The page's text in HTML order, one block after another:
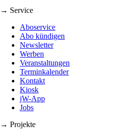
→ Service
Aboservice
Abo kündigen
Newsletter
Werben
Veranstaltungen
Terminkalender
Kontakt
Kiosk
jW-App
Jobs
→ Projekte